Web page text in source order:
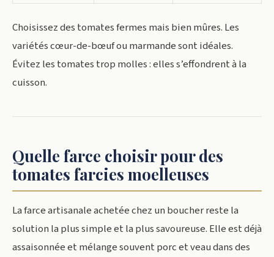
Choisissez des tomates fermes mais bien mûres. Les
variétés cœur-de-bœuf ou marmande sont idéales.
Évitez les tomates trop molles : elles s’effondrent à la
cuisson.
Quelle farce choisir pour des
tomates farcies moelleuses
La farce artisanale achetée chez un boucher reste la
solution la plus simple et la plus savoureuse. Elle est déjà
assaisonnée et mélange souvent porc et veau dans des